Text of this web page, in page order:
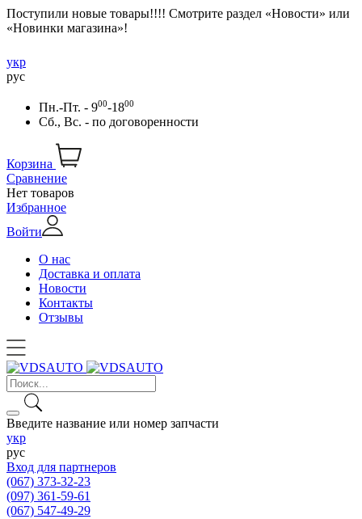
Поступили новые товары!!!! Смотрите раздел «Новости» или
«Новинки магазина»!
укр
рус
Пн.-Пт. - 900-1800
Сб., Вс. - по договоренности
Корзина
Сравнение
Нет товаров
Избранное
Войти
О нас
Доставка и оплата
Новости
Контакты
Отзывы
Введите название или номер запчасти
укр
рус
Вход для партнеров
(067) 373-32-23
(097) 361-59-61
(067) 547-49-29